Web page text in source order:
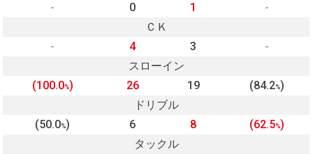
-
0 1
-
ＣＫ
-
4 3
-
スローイン
(100.0%) 26 19 (84.2%)
ドリブル
(50.0%) 6 8 (62.5%)
タックル